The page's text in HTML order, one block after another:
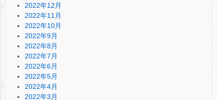
2022年12月
2022年11月
2022年10月
2022年9月
2022年8月
2022年7月
2022年6月
2022年5月
2022年4月
2022年3月